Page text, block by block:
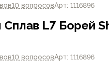
10 вопросовАрт: 1116896
Сплав L7 Борей
10 вопросовАрт: 1116896